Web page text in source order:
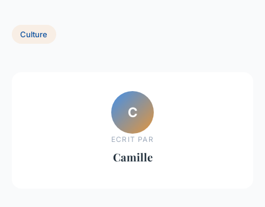
Culture
C
ECRIT PAR
Camille